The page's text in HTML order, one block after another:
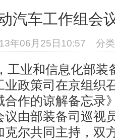
汽车工作组会
年06月25日10:57 分
工业和信息化部装
政策司在京组织
作的谅解备忘录
由部装备司巡视
尔共同主持，双